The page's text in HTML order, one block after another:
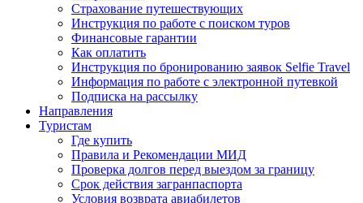
Страхование путешествующих
Инструкция по работе с поиском туров
Финансовые гарантии
Как оплатить
Инструкция по бронированию заявок Selfie Travel
Информация по работе с электронной путевкой
Подписка на рассылку
Направления
Туристам
Где купить
Правила и Рекомендации МИД
Проверка долгов перед выездом за границу
Срок действия загранпаспорта
Условия возврата авиабилетов